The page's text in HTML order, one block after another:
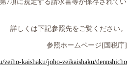
7項に規定する請求書等が保存されてい
詳しくは下記参照先をご覧ください。
参照ホームページ [ 国税庁]
kaishaku/joho-zeikaishaku/dennshicho